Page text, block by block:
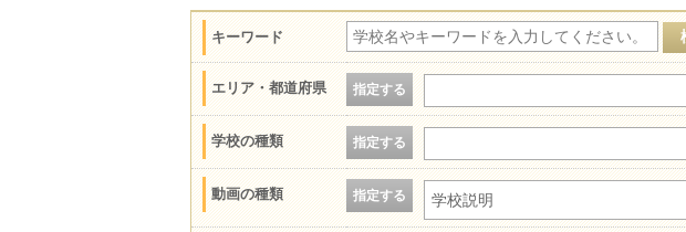
キーワード
エリア・都道府県 指定する
学校の種類 指定する
動画の種類 指定する 学校説明